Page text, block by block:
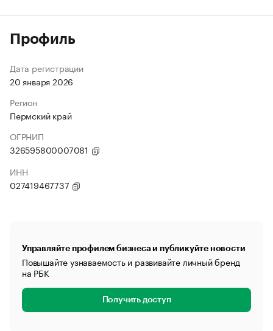
Профиль
Дата регистрации
20 января 2026
Регион
Пермский край
ОГРНИП
326595800007081
ИНН
027419467737
Управляйте профилем бизнеса и публикуйте новости
Повышайте узнаваемость и развивайте личный бренд
на РБК
Получить доступ